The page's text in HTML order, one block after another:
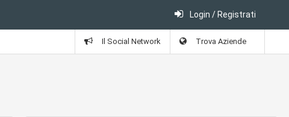
Login / Registrati
Il Social Network Trova Aziende